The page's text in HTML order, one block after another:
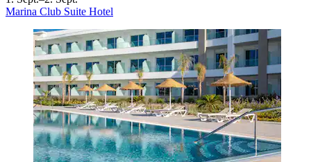
Marina Club Suite Hotel